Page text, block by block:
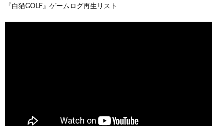
『白猫GOLF』ゲームログ再生リスト